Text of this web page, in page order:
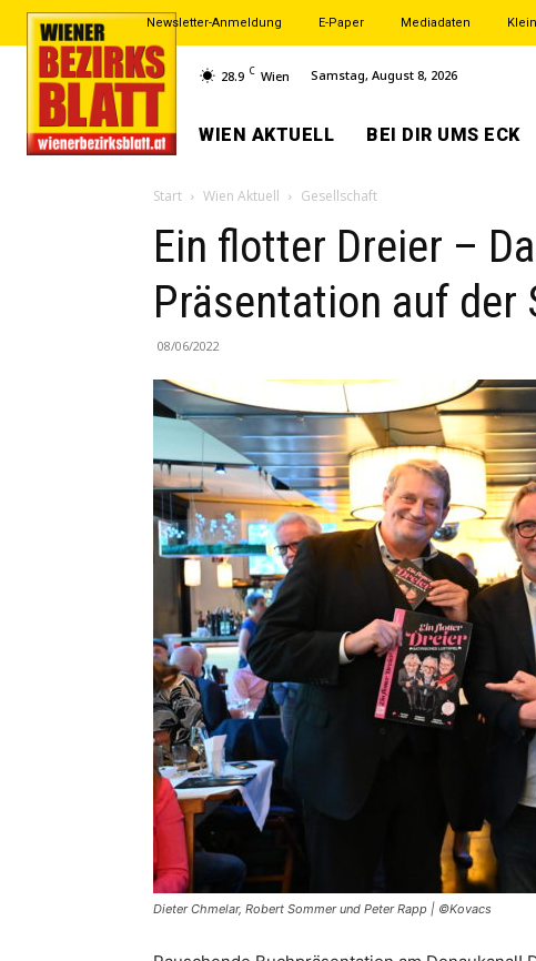
Newsletter-Anmeldung E-Paper Mediadaten
28.9 C Wien Samstag, August 8, 2026
WIEN AKTUELL BEI DIR UMS ECK
Start Wien Aktuell Gesellschaft
Ein flotter Dreier –
Präsentation auf der
08/06/2022
Dieter Chmelar, Robert Sommer und Peter Rapp | ©Kovacs